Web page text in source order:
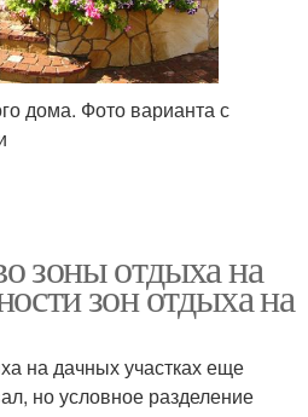
дома. Фото варианта с
зоны отдыха на
зон отдыха на
на дачных участках еще
но условное разделение